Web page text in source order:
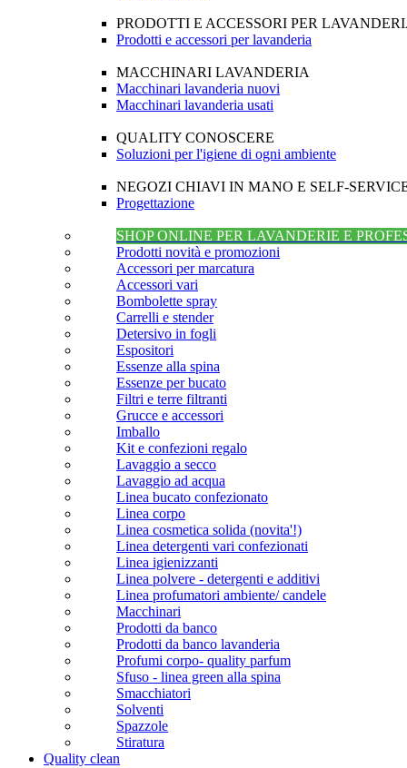
PRODOTTI E ACCESSORI PER
Prodotti e accessori per lavanderia
MACCHINARI LAVANDERIA
Macchinari lavanderia nuovi
Macchinari lavanderia usati
QUALITY CONOSCERE
Soluzioni per l'igiene di ogni ambiente
NEGOZI CHIAVI IN MANO E SELF-
Progettazione
SHOP ONLINE PER LAVANDERIE E
Prodotti novità e promozioni
Accessori per marcatura
Accessori vari
Bombolette spray
Carrelli e stender
Detersivo in fogli
Espositori
Essenze alla spina
Essenze per bucato
Filtri e terre filtranti
Grucce e accessori
Imballo
Kit e confezioni regalo
Lavaggio a secco
Lavaggio ad acqua
Linea bucato confezionato
Linea corpo
Linea cosmetica solida (novita'!)
Linea detergenti vari confezionati
Linea igienizzanti
Linea polvere - detergenti e additivi
Linea profumatori ambiente/ candele
Macchinari
Prodotti da banco
Prodotti da banco lavanderia
Profumi corpo- quality parfum
Sfuso - linea green alla spina
Smacchiatori
Solventi
Spazzole
Stiratura
Quality clean